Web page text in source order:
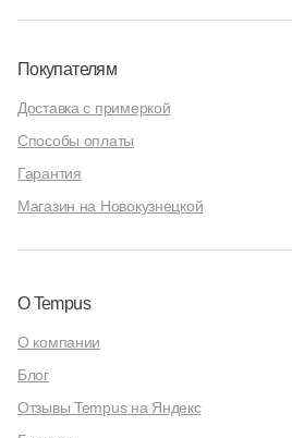
Покупателям
Доставка с примеркой
Способы оплаты
Гарантия
Магазин на Новокузнецкой
О Tempus
О компании
Блог
Отзывы Tempus на Яндекс